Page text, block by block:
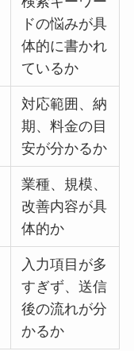
ドの悩みが具
体的に書かれ
ているか
対応範囲、納
期、料金の目
安が分かるか
業種、規模、
改善内容が具
体的か
入力項目が多
すぎず、送信
後の流れが分
かるか